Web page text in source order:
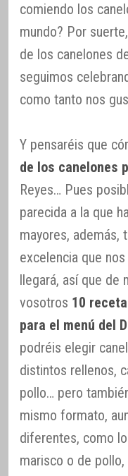
comiendo los
mundo? Por
de los canelones
seguimos
como tanto nos
Y pensaréis que
de los canelones
Reyes… Pues
parecida a la que
mayores, además,
excelencia que
llegará, así que de
vosotros 10
para el menú del
podréis elegir
distintos rellenos,
pollo… pero
mismo formato,
diferentes, como
marisco o de